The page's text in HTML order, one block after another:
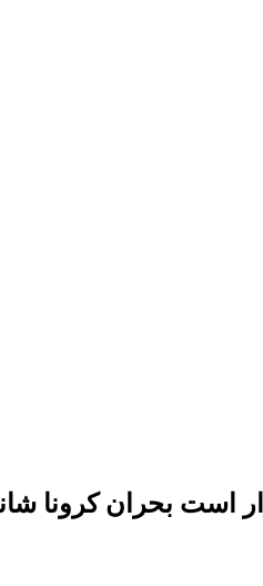
است بحران کرونا